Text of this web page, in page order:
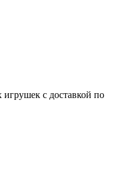
с доставкой по